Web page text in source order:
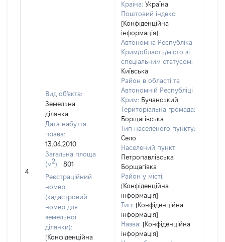
4
Вид об'єкта:
Земельна
ділянка
Дата набуття
права:
13.04.2010
Загальна площа
(м2):
801
Реєстраційний
номер
(кадастровий
номер для
земельної
ділянки):
[Конфіденційна
Країна: Україна
Поштовий індекс:
[Конфіденційна
інформація]
Автономна Республіка
Крим/область/місто зі
спеціальним статусом:
Київська
Район в області та
Автономній Республіці
Крим: Бучанський
Територіальна громада:
Борщагівська
Тип населеного пункту:
Село
Населений пункт:
Петропавлівська
Борщагівка
Район у місті:
[Конфіденційна
інформація]
Тип: [Конфіденційна
інформація]
Назва: [Конфіденційна
інформація]